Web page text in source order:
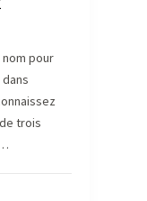
nom pour
trois